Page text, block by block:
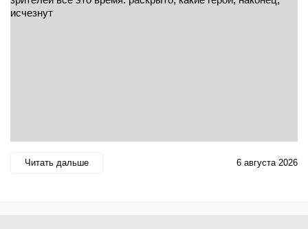
Читать дальше 6 августа 2026